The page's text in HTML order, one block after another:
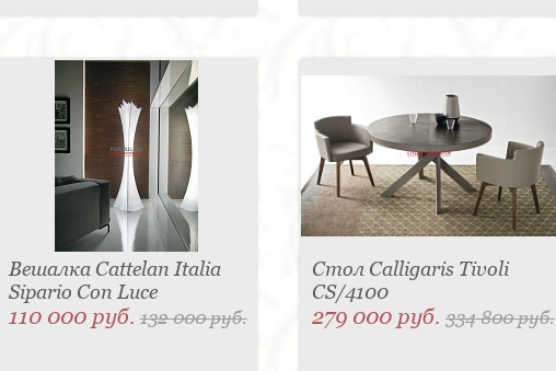
Вешалка Cattelan Italia
Sipario Con Luce
110 000 руб.132 000 руб.
Стол Calligaris Tivoli
CS/4100
279 000 руб. 334 800 руб.